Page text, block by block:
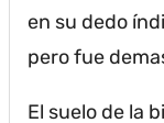
en su dedo
pero fue
El suelo de la